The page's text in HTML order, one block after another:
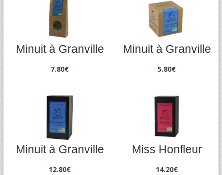
Minuit à Granville
7.80€
Minuit à Granville
5.80€
Minuit à Granville
12.80€
Miss Honfleur
14.20€